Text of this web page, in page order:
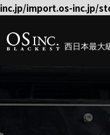
inc.jp/import.os-inc.jp/
西日本最大